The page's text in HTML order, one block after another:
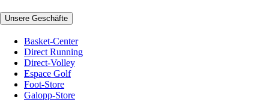
Unsere Geschäfte
Basket-Center
Direct Running
Direct-Volley
Espace Golf
Foot-Store
Galopp-Store